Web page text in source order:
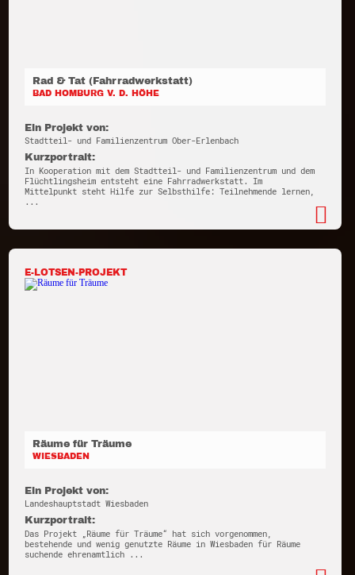
Rad & Tat (Fahrradwerkstatt)
BAD HOMBURG V. D. HÖHE
Ein Projekt von:
Stadtteil- und Familienzentrum Ober-Erlenbach
Kurzportrait:
In Kooperation mit dem Stadtteil- und Familienzentrum und dem
Flüchtlingsheim entsteht eine Fahrradwerkstatt. Im
Mittelpunkt steht Hilfe zur Selbsthilfe: Teilnehmende lernen,
...
E-LOTSEN-PROJEKT
Räume für Träume
WIESBADEN
Ein Projekt von:
Landeshauptstadt Wiesbaden
Kurzportrait:
Das Projekt „Räume für Träume“ hat sich vorgenommen,
bestehende und wenig genutzte Räume in Wiesbaden für Räume
suchende ehrenamtlich ...